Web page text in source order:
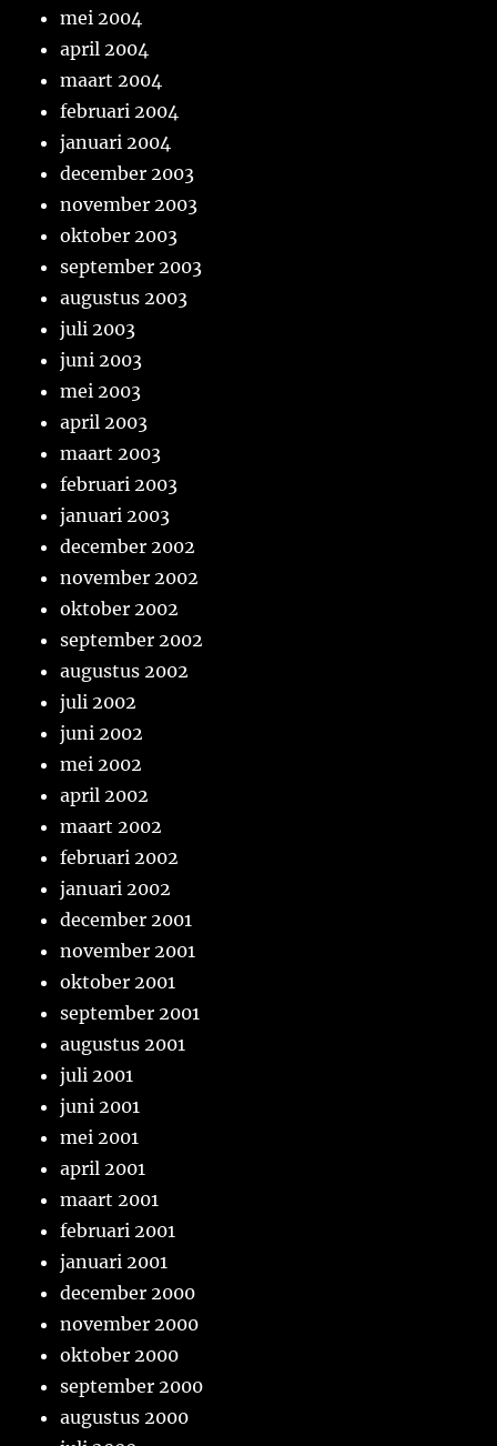
mei 2004
april 2004
maart 2004
februari 2004
januari 2004
december 2003
november 2003
oktober 2003
september 2003
augustus 2003
juli 2003
juni 2003
mei 2003
april 2003
maart 2003
februari 2003
januari 2003
december 2002
november 2002
oktober 2002
september 2002
augustus 2002
juli 2002
juni 2002
mei 2002
april 2002
maart 2002
februari 2002
januari 2002
december 2001
november 2001
oktober 2001
september 2001
augustus 2001
juli 2001
juni 2001
mei 2001
april 2001
maart 2001
februari 2001
januari 2001
december 2000
november 2000
oktober 2000
september 2000
augustus 2000